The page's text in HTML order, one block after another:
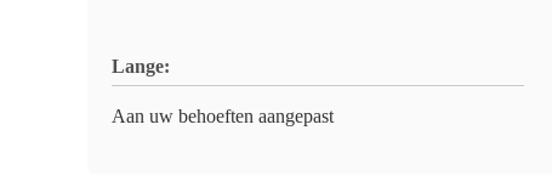
Lange:
Aan uw behoeften aangepast